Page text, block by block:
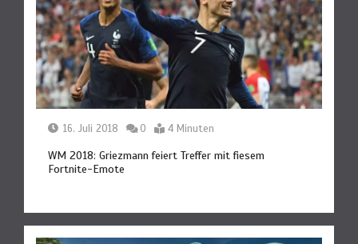
16. Juli 2018 0 4 Minuten
WM 2018: Griezmann feiert Treffer mit fiesem
Fortnite-Emote